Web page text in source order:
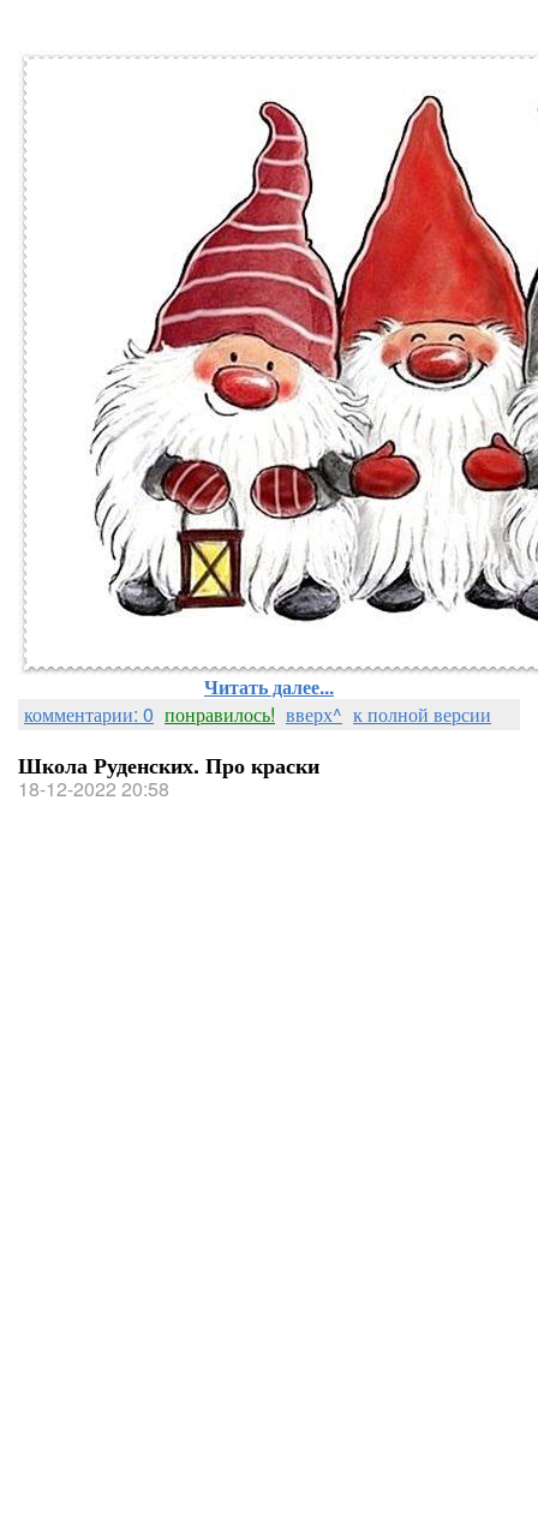
Читать далее...
комментарии: 0 понравилось! вверх^ к полной версии
Школа Руденских. Про краски
18-12-2022 20:58